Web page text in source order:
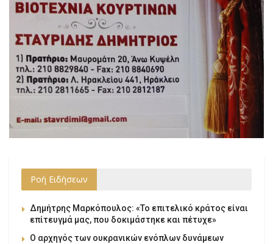
Ροή Ειδήσεων
Δημήτρης Μαρκόπουλος: «Το επιτελικό κράτος είναι
επίτευγμά μας, που δοκιμάστηκε και πέτυχε»
Ο αρχηγός των ουκρανικών ενόπλων δυνάμεων